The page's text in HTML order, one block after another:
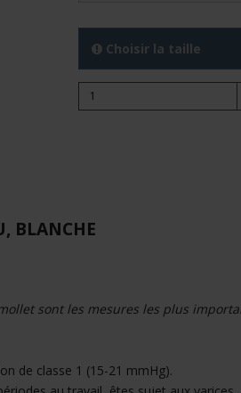
Choisir la taille
BLANCHE
sont les mesures les plus
de classe 1 (15-21 mmHg).